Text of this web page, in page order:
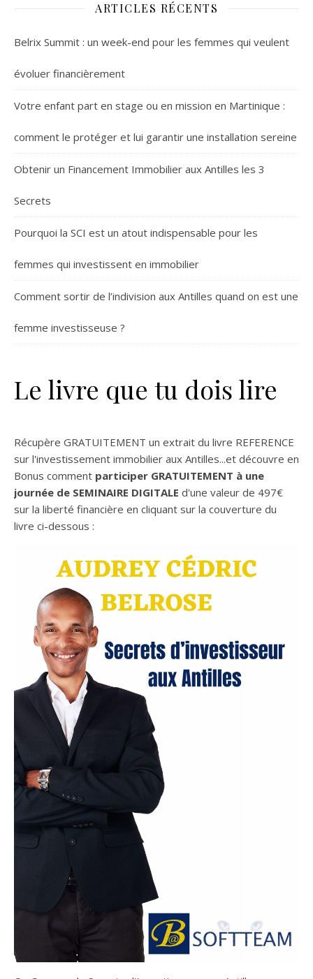
ARTICLES RÉCENTS
Belrix Summit : un week-end pour les femmes qui veulent
évoluer financièrement
Votre enfant part en stage ou en mission en Martinique :
comment le protéger et lui garantir une installation sereine
Obtenir un Financement Immobilier aux Antilles les 3
Secrets
Pourquoi la SCI est un atout indispensable pour les
femmes qui investissent en immobilier
Comment sortir de l’indivision aux Antilles quand on est une
femme investisseuse ?
Le livre que tu dois lire
Récupère GRATUITEMENT un extrait du livre REFERENCE
sur l'investissement immobilier aux Antilles...et découvre en
Bonus comment participer GRATUITEMENT à une
journée de SEMINAIRE DIGITALE d'une valeur de 497€
sur la liberté financière en cliquant sur la couverture du
livre ci-dessous :